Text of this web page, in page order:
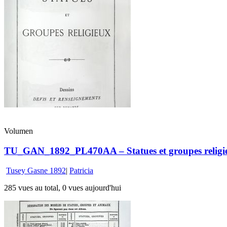
Volumen
TU_GAN_1892_PL470AA – Statues et groupes
Tusey Gasne 1892| Patricia
285 vues au total, 0 vues aujourd'hui